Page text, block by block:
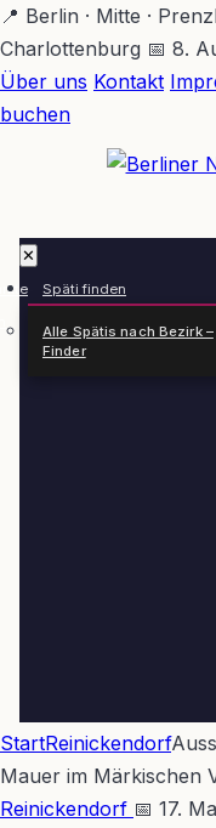
Zum
Hauptinhalt
springen
📍 Berlin · Mitte ·
Charlottenburg 📅 8.
Über uns Kontakt
buchen
✕
Späti finden
Alle Spätis nach Bezirk –
Finder
StartReinickendorf
Mauer im Märkischen
Reinickendorf 📅 17.